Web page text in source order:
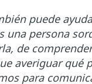
puede
una persona
de
averiguar qué
para